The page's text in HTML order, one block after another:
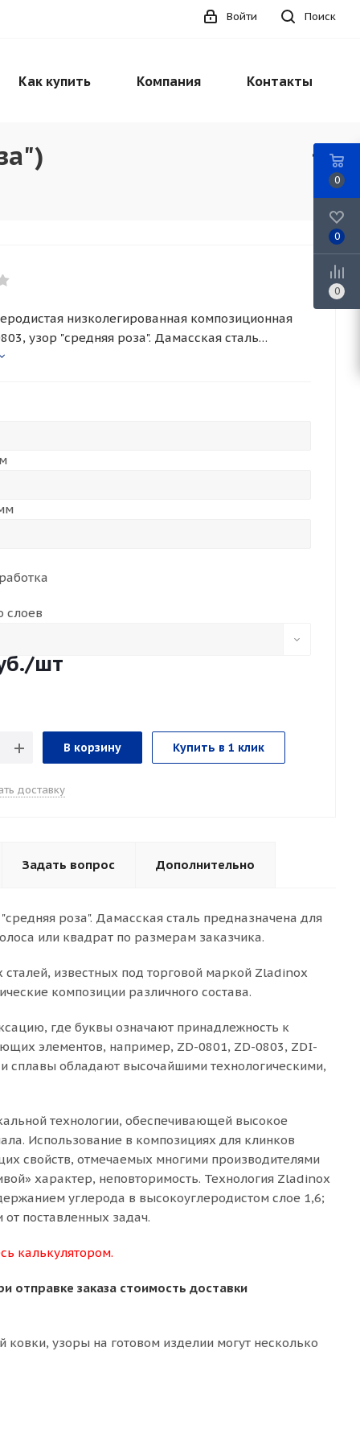
Поиск
Войти
Как купить Компания Контакты
низколегированная композиционная
узор "средняя роза". Дамасская сталь
для изготовления клинков ножей и
слоев
/шт
В корзину Купить в 1 клик
доставку
Задать вопрос Дополнительно
роза". Дамасская сталь предназначена для
или квадрат по размерам заказчика.
известных под торговой маркой Zladinox
композиции различного состава.
где буквы означают принадлежность к
элементов, например, ZD-0801, ZD-0803, ZDI-
сплавы обладают высочайшими технологическими,
технологии, обеспечивающей высокое
Использование в композициях для клинков
свойств, отмечаемых многими производителями
характер, неповторимость. Технология Zladinox
углерода в высокоуглеродистом слое 1,6;
поставленных задач.
калькулятором.
отправке заказа стоимость доставки
ковки, узоры на готовом изделии могут несколько
0
0
0